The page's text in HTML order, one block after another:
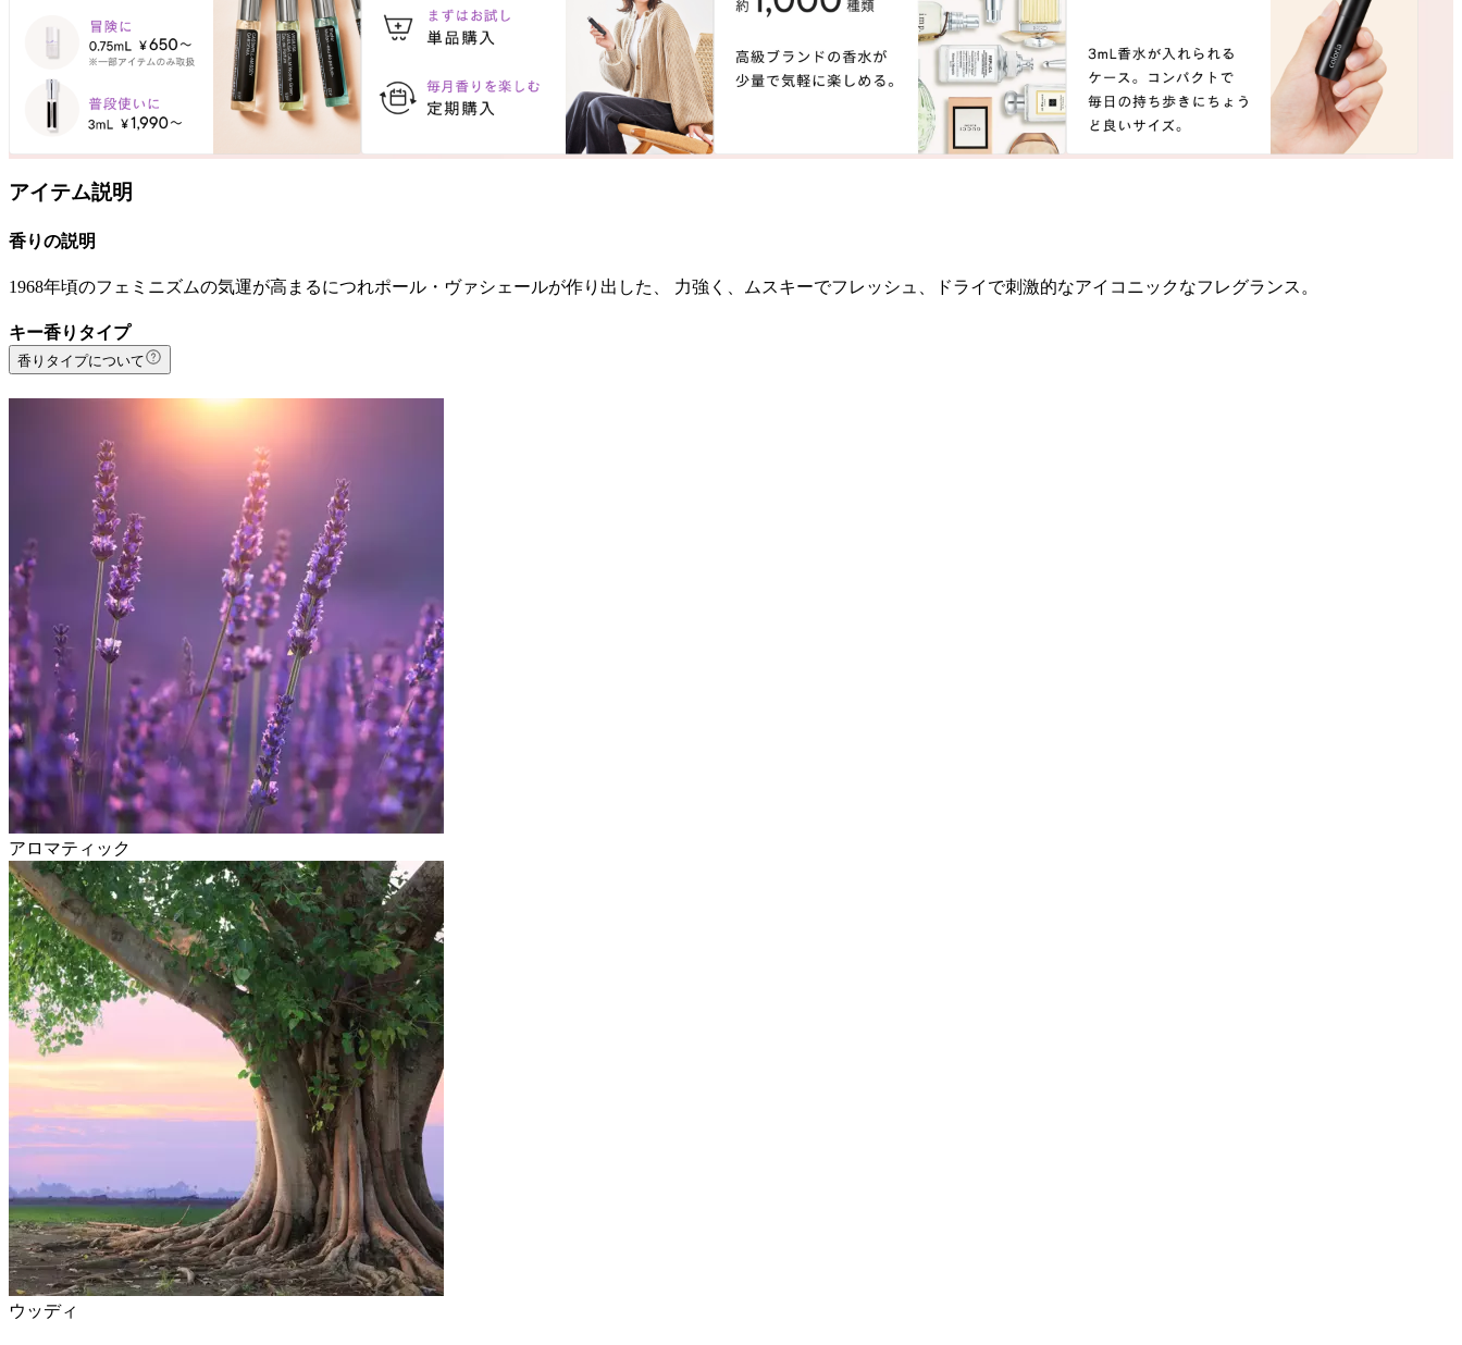
アイテム説明
香りの説明
1968年頃のフェミニズムの気運が高まるにつれポール・ヴァシェールが作り出した、 力強く、ムスキーでフレッシュ、ドライで刺激的なアイコニックなフレグランス。
キー香りタイプ
香りタイプについて
アロマティック
ウッディ